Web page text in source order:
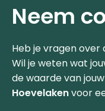
Neem
Heb je vragen
Wil je weten wat
de waarde van
Hoevelakenvoor